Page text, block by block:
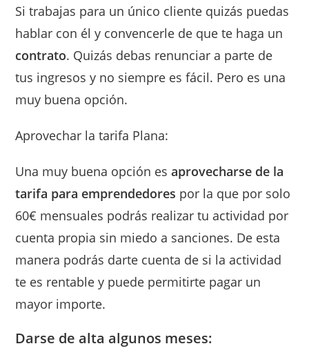
Si trabajas para un único cliente quizás puedas
hablar con él y convencerle de que te haga un
contrato. Quizás debas renunciar a parte de
tus ingresos y no siempre es fácil. Pero es una
muy buena opción.
Aprovechar la tarifa Plana:
Una muy buena opción esaprovecharse de la
tarifa para emprendedores por la que por solo
60€ mensuales podrás realizar tu actividad por
cuenta propia sin miedo a sanciones. De esta
manera podrás darte cuenta de si la actividad
te es rentable y puede permitirte pagar un
mayor importe.
Darse de alta algunos meses: